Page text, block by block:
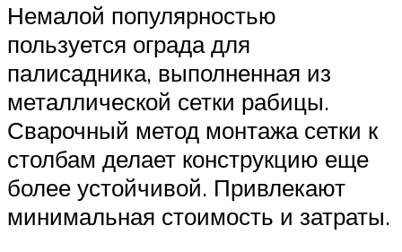
Немалой популярностью
пользуется ограда для
палисадника, выполненная из
металлической сетки рабицы.
Сварочный метод монтажа сетки к
столбам делает конструкцию еще
более устойчивой. Привлекают
минимальная стоимость и затраты.